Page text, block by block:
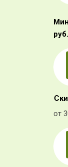
руб.
от